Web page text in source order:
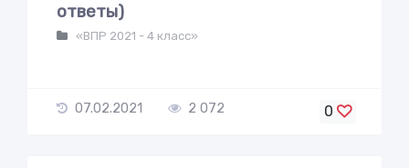
ответы)
«ВПР 2021 - 4 класс»
07.02.2021 2 072 0